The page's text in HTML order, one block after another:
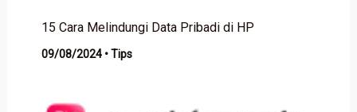
15 Cara Melindungi Data Pribadi di HP
09/08/2024 •Tips